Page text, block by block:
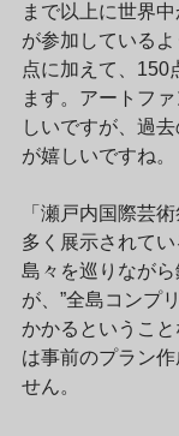
まで以上に世界
が参加している
点に加えて、150
ます。アートフ
しいですが、過
が嬉しいですね。
「瀬戸内国際芸
多く展示されて
島々を巡りなが
が、”全島コンプ
かかるというこ
は事前のプラン
せん。